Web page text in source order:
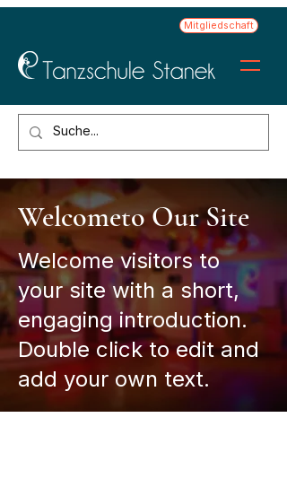
Mitgliedschaft
Welcometo Our Site
Welcome visitors to
your site with a short,
engaging introduction.
Double click to edit and
add your own text.